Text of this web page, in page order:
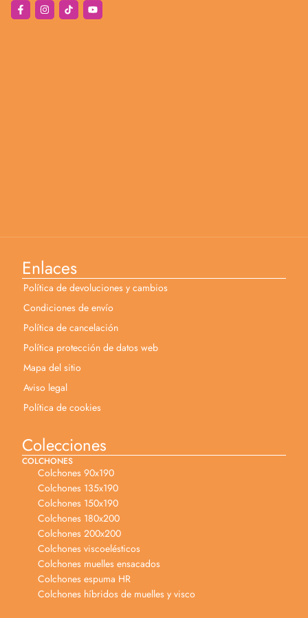
Enlaces
Política de devoluciones y cambios
Condiciones de envío
Política de cancelación
Política protección de datos web
Mapa del sitio
Aviso legal
Política de cookies
Colecciones
COLCHONES
Colchones 90x190
Colchones 135x190
Colchones 150x190
Colchones 180x200
Colchones 200x200
Colchones viscoelésticos
Colchones muelles ensacados
Colchones espuma HR
Colchones híbridos de muelles y visco